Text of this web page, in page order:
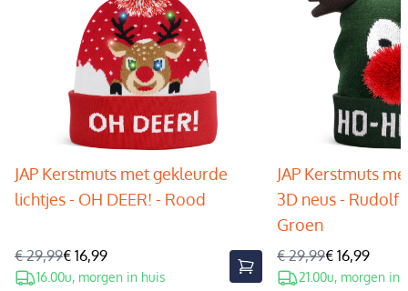
JAP Kerstmuts met gekleurde
lichtjes - OH DEER! - Rood
€ 29,99€ 16,99
16.00u, morgen in huis
JAP Kerstmuts
3D neus - Rudolf
Groen
€ 29,99€ 16,99
21.00u, morgen in